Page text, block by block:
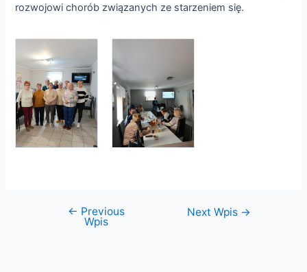
rozwojowi chorób związanych ze starzeniem się.
← Previous
Wpis
Next Wpis →